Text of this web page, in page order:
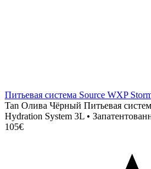
Питьевая система Source WXP
Tan Олива Чёрный Питьевая
Hydration System 3L •
105€